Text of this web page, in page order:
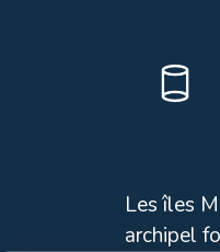
Les îles
archipel